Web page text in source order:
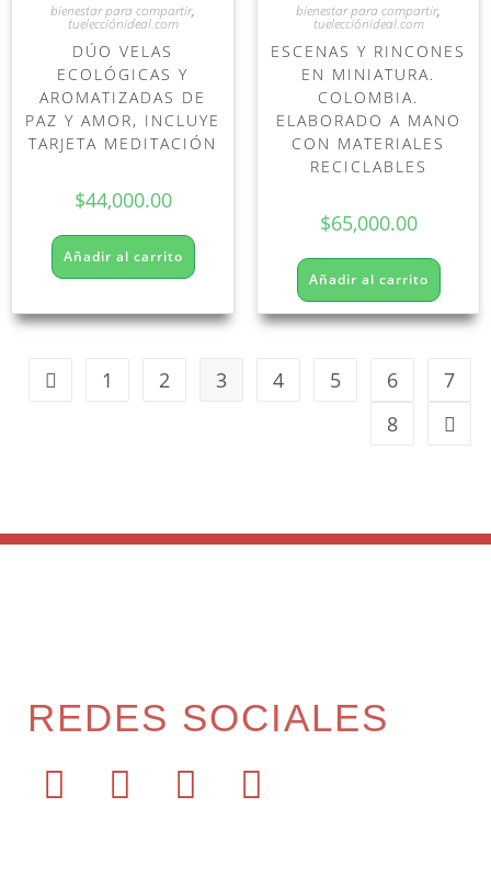
bienestar para compartir,
tuelecciónideal.com
DÚO VELAS
ECOLÓGICAS Y
AROMATIZADAS DE
PAZ Y AMOR, INCLUYE
TARJETA MEDITACIÓN
$44,000.00
Añadir al carrito
bienestar para compartir,
tuelecciónideal.com
ESCENAS Y RINCONES
EN MINIATURA.
COLOMBIA.
ELABORADO A MANO
CON MATERIALES
RECICLABLES
$65,000.00
Añadir al carrito
1 2 3 4 5 6
7
8
REDES SOCIALES